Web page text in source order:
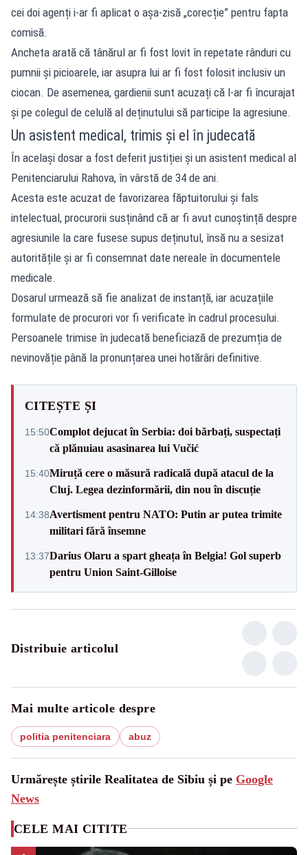
cei doi agenți i-ar fi aplicat o așa-zisă „corecție” pentru fapta
comisă.
Ancheta arată că tânărul ar fi fost lovit în repetate rânduri cu
pumnii și picioarele, iar asupra lui ar fi fost folosit inclusiv un
ciocan. De asemenea, gardienii sunt acuzați că l-ar fi încurajat
și pe colegul de celulă al deținutului să participe la agresiune.
Un asistent medical, trimis și el în judecată
În același dosar a fost deferit justiției și un asistent medical al
Penitenciarului Rahova, în vârstă de 34 de ani.
Acesta este acuzat de favorizarea făptuitorului și fals
intelectual, procurorii susținând că ar fi avut cunoștință despre
agresiunile la care fusese supus deținutul, însă nu a sesizat
autoritățile și ar fi consemnat date nereale în documentele
medicale.
Dosarul urmează să fie analizat de instanță, iar acuzațiile
formulate de procurori vor fi verificate în cadrul procesului.
Persoanele trimise în judecată beneficiază de prezumția de
nevinovăție până la pronunțarea unei hotărâri definitive.
CITEȘTE ȘI
15:50Complot dejucat în Serbia: doi bărbați, suspectați
că plănuiau asasinarea lui Vučić
15:40Miruță cere o măsură radicală după atacul de la
Cluj. Legea dezinformării, din nou în discuție
14:38Avertisment pentru NATO: Putin ar putea trimite
militari fără însemne
13:37Darius Olaru a spart gheața în Belgia! Gol superb
pentru Union Saint-Gilloise
Distribuie articolul
Mai multe articole despre
politia penitenciara abuz
Urmărește știrile Realitatea de Sibiu și pe Google
News
CELE MAI CITITE